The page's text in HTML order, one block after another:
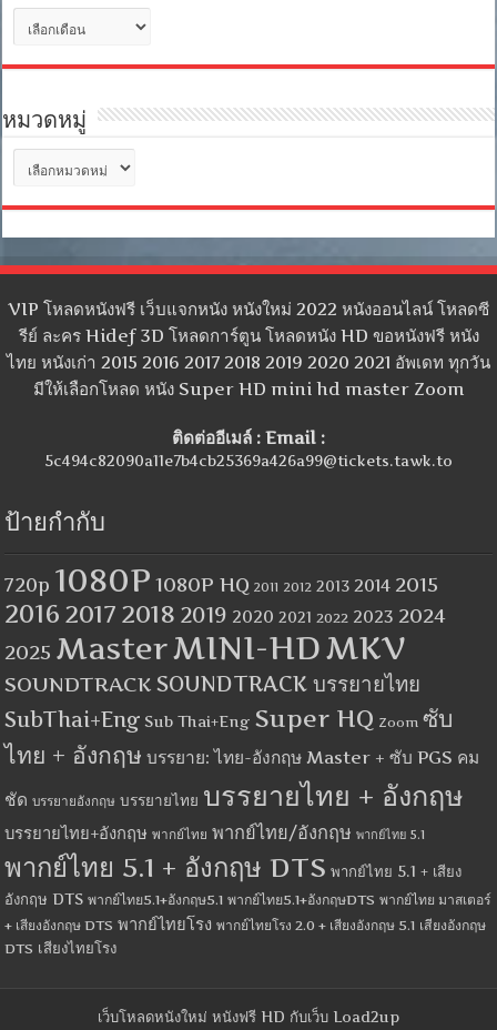
เก็บ
หมวดหมู่
หมู่
VIP โหลดหนังฟรี เว็บแจกหนัง หนังใหม่ 2022 หนังออนไลน์ โหลดซี
รีย์ ละคร Hidef 3D โหลดการ์ตูน โหลดหนัง HD ขอหนังฟรี หนัง
ไทย หนังเก่า 2015 2016 2017 2018 2019 2020 2021 อัพเดท ทุกวัน
มีให้เลือกโหลด หนัง Super HD mini hd master Zoom
ติดต่ออีเมล์ : Email :
5c494c82090a11e7b4cb25369a426a99@tickets.tawk.to
ป้ายกำกับ
720p 1080P 1080P HQ 2011 2012 2013 2014 2015
2016 2017 2018 2019 2020 2021 2022 2023 2024
2025 MasterMINI-HDMKV
SOUNDTRACK SOUNDTRACK บรรยายไทย
SubThai+Eng Sub Thai+Eng Super HQ Zoom ซับ
ไทย + อังกฤษ บรรยาย: ไทย-อังกฤษ Master + ซับ PGS คม
ชัด บรรยายอังกฤษ บรรยายไทย บรรยายไทย + อังกฤษ
บรรยายไทย+อังกฤษ พากย์ไทย พากย์ไทย/อังกฤษ พากย์ไทย 5.1
พากย์ไทย 5.1 + อังกฤษ DTS พากย์ไทย 5.1 + เสียง
อังกฤษ DTS พากย์ไทย5.1+อังกฤษ5.1 พากย์ไทย5.1+อังกฤษDTS พากย์ไทย มาสเตอร์
+ เสียงอังกฤษ DTS พากย์ไทยโรง พากย์ไทยโรง 2.0 + เสียงอังกฤษ 5.1 เสียงอังกฤษ
DTS เสียงไทยโรง
เว็บโหลดหนังใหม่ หนังฟรี HD กับเว็บ Load2up